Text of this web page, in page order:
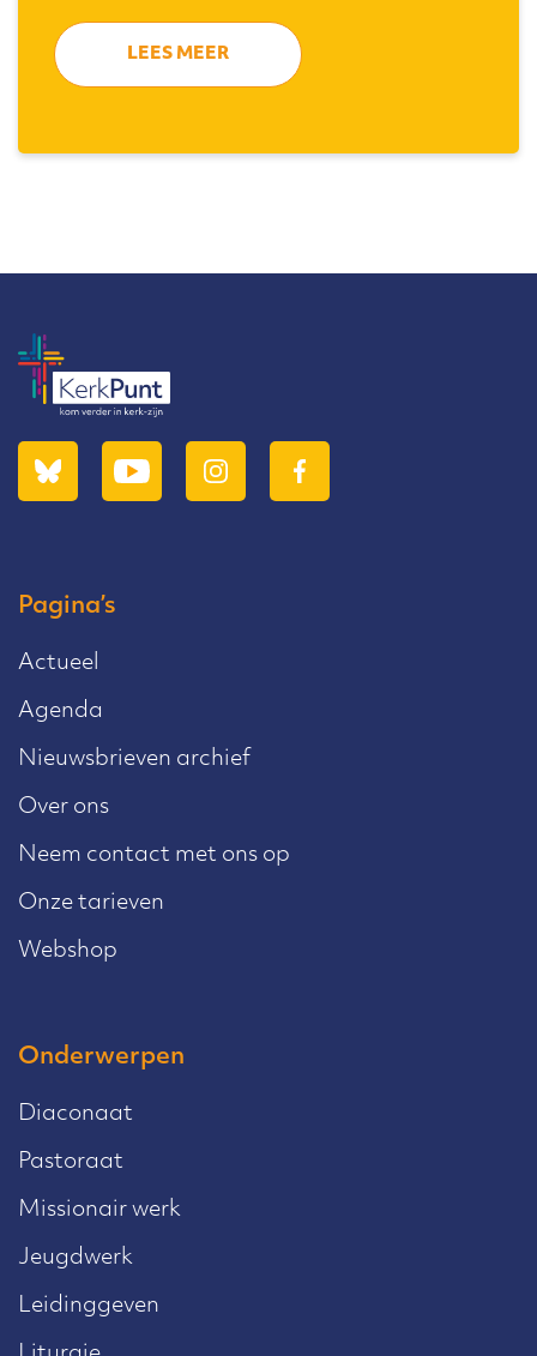
LEES MEER
Pagina’s
Actueel
Agenda
Nieuwsbrieven archief
Over ons
Neem contact met ons op
Onze tarieven
Webshop
Onderwerpen
Diaconaat
Pastoraat
Missionair werk
Jeugdwerk
Leidinggeven